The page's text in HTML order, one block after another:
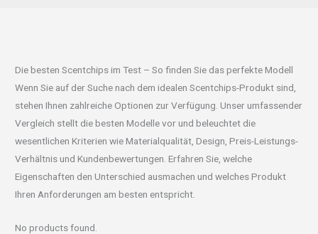
Die besten Scentchips im Test – So finden Sie das perfekte Modell
Wenn Sie auf der Suche nach dem idealen Scentchips-Produkt sind,
stehen Ihnen zahlreiche Optionen zur Verfügung. Unser umfassender
Vergleich stellt die besten Modelle vor und beleuchtet die
wesentlichen Kriterien wie Materialqualität, Design, Preis-Leistungs-
Verhältnis und Kundenbewertungen. Erfahren Sie, welche
Eigenschaften den Unterschied ausmachen und welches Produkt
Ihren Anforderungen am besten entspricht.
No products found.